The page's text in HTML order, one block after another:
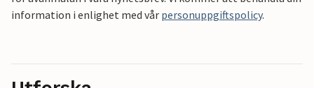
information i enlighet med vår personuppgiftspolicy.